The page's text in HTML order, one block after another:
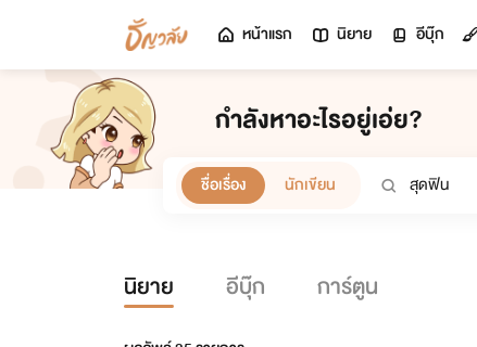
หน้าแรก นิยาย อีบุ๊ก
กำลังหาอะไรอยู่เอ่ย?
ชื่อเรื่อง นักเขียน
นิยาย อีบุ๊ก การ์ตูน